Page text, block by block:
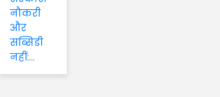
नौकरी
और
सब्सिडी
नहीं:...